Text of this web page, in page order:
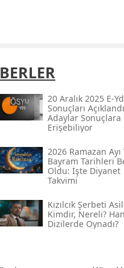
20 Aralık 2025 E-
Sonuçları
Adaylar Sonuçlara
Erişebiliyor
2026 Ramazan Ayı
Bayram Tarihleri
Oldu: İşte Diyanet
Takvimi
Kızılcık Şerbeti Asil
Kimdir, Nereli?
Dizilerde Oynadı?